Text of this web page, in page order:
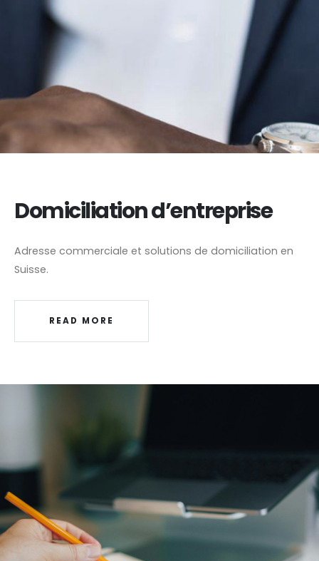
Domiciliation d’entreprise
Adresse commerciale et solutions de domiciliation en
Suisse.
READ MORE